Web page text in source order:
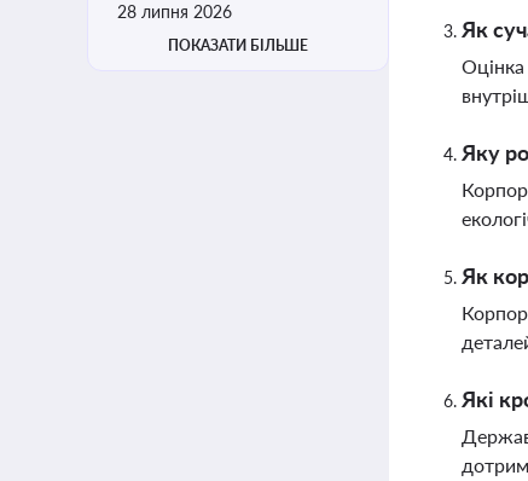
28 липня 2026
ПОКАЗАТИ БІЛЬШЕ
Як
Оцінка
Яку
Як
Які